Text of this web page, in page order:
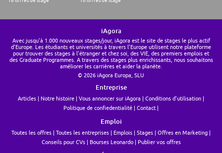
iAgora
Avec jusqu'à 1.000 nouveaux stages/jour, iAgora est le site de stages le plus actif
d'Europe. Les étudiants et universités à travers l'Europe utilisent notre plateforme
pour trouver des stages à l'étranger et chez soi, des VIE, des premiers emplois et
des Graduate Programmes. A travers des stages plus enrichissants, nous souhaitons
améliorer les carrières et aider la planète.
© 2026 iAgora Europa, SLU
Entreprise
Articles Notre histoire Vous annoncer sur iAgora
Conditions d'utilisation
Politique de confiedentialité
Contact
Emploi
Toutes les offres Toutes les entreprises Emplois Stages
Offres en Marketing
Conseils pour CVs
Bourses Leonardo Publier vos offres